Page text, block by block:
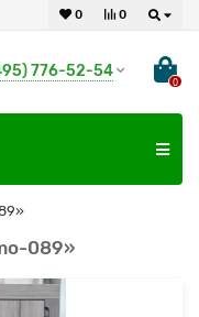
0
0
776-52-54
0
089»